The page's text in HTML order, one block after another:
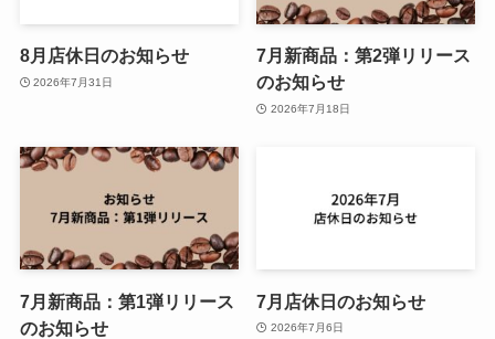
8月店休日のお知らせ
2026年7月31日
7月新商品：第2弾リリース
のお知らせ
2026年7月18日
7月新商品：第1弾リリース
のお知らせ
7月店休日のお知らせ
2026年7月6日